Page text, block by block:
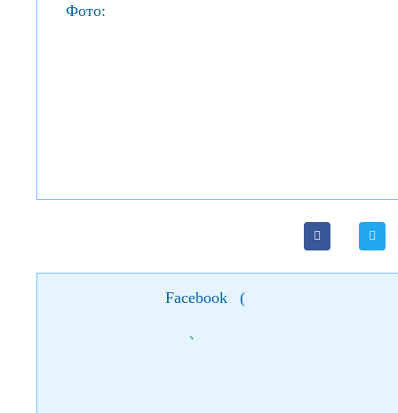
Фото:
Facebook (
)